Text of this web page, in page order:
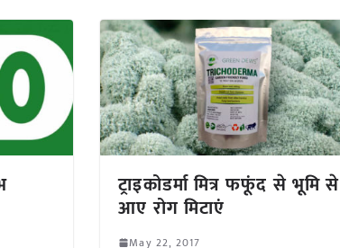
ट्राइकोडर्मा मित्र फफूंद से भूमि से
आए रोग मिटाएं
May 22, 2017